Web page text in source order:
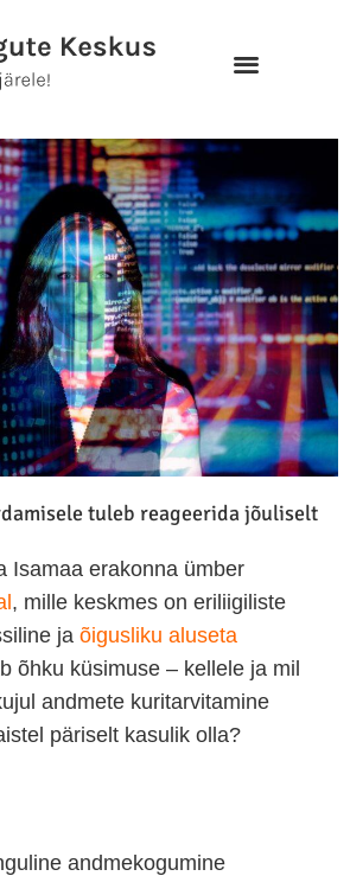
tuleb reageerida jõuliselt
Isamaa erakonna ümber
, mille keskmes on eriliigiliste
ja õigusliku aluseta
õhku küsimuse – kellele ja mil
andmete kuritarvitamine
päriselt kasulik olla?
andmekogumine